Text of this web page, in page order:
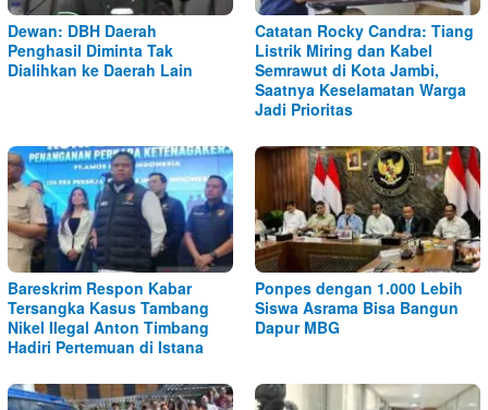
Dewan: DBH Daerah
Penghasil Diminta Tak
Dialihkan ke Daerah Lain
Catatan Rocky Candra: Tiang
Listrik Miring dan Kabel
Semrawut di Kota Jambi,
Saatnya Keselamatan Warga
Jadi Prioritas
Bareskrim Respon Kabar
Tersangka Kasus Tambang
Nikel Ilegal Anton Timbang
Hadiri Pertemuan di Istana
Ponpes dengan 1.000 Lebih
Siswa Asrama Bisa Bangun
Dapur MBG